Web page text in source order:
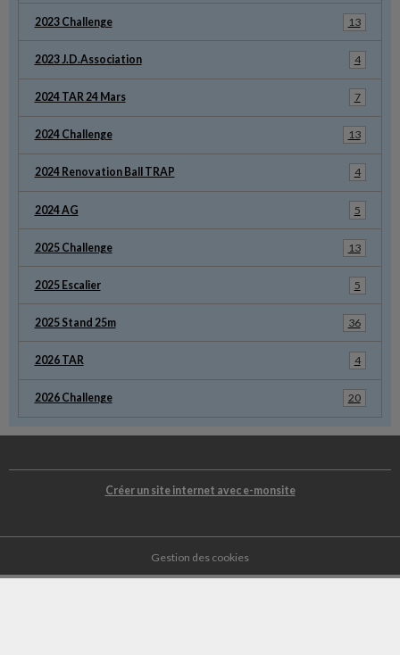
2023 Challenge 13
2023 J.D.Association 4
2024 TAR 24 Mars 7
2024 Challenge 13
2024 Renovation Ball TRAP 4
2024 AG 5
2025 Challenge 13
2025 Escalier 5
2025 Stand 25m 36
2026 TAR 4
2026 Challenge 20
Créer un site internet avec e-monsite
Gestion des cookies